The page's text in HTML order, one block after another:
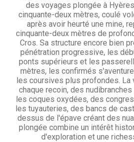
des voyages plongée à
cinquante-deux mètres, coulé
après avoir heurté une mine,
cinquante-deux mètres de
Cros. Sa structure encore bien
pénétration progressive, les
ponts supérieurs et les
mètres, les confirmés
les coursives plus profondes. La
chaque recoin, des
les coques oxydées, des
les tuyauteries, des bancs de
dessus de l'épave créant des
plongée combine un intérêt
d'exploration et une